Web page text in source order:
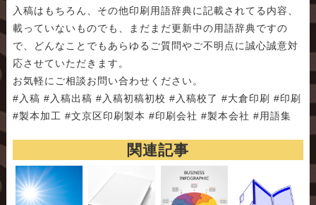
入稿はもちろん、その他印刷用語辞典に記載されてる内容、
載っていないものでも、まだまだ更新中の用語辞典ですの
で、どんなことでもあらゆるご質問やご不明点に誠心誠意対
応させていただきます。
お気軽にご相談お問い合わせください。
#入稿 #入稿出稿 #入稿初稿初校 #入稿校了 #大倉印刷 #印刷
#製本加工 #文京区印刷製本 #印刷会社 #製本会社 #用語集
関連記事